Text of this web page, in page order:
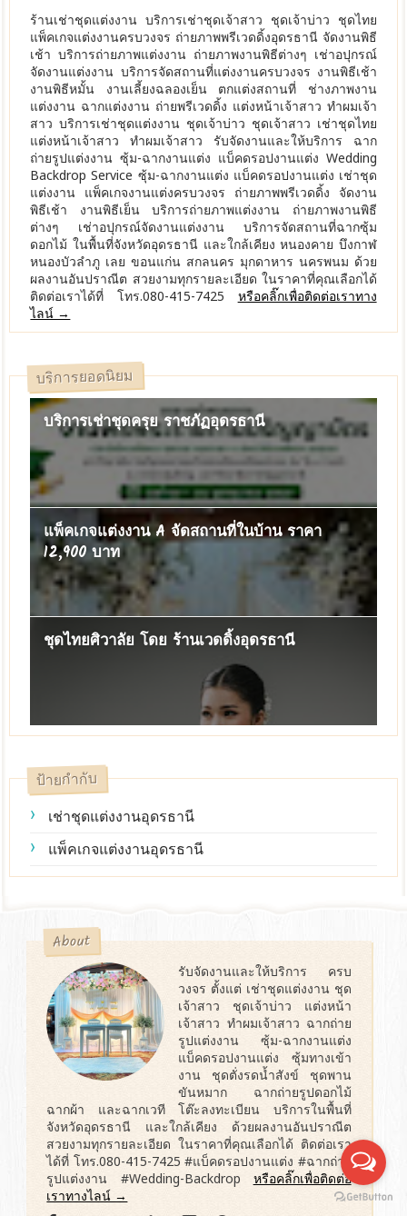
ร้านเช่าชุดแต่งงาน บริการเช่าชุดเจ้าสาว ชุดเจ้าบ่าว ชุดไทย
แพ็คเกจแต่งงานครบวงจร ถ่ายภาพพรีเวดดิ้งอุดรธานี จัดงานพิธี
เช้า บริการถ่ายภาพแต่งงาน ถ่ายภาพงานพิธีต่างๆ เช่าอปุกรณ์
จัดงานแต่งงาน บริการจัดสถานที่แต่งงานครบวงจร งานพิธีเช้า
งานพิธีหมั้น งานเลี้ยงฉลองเย็น ตกแต่งสถานที่ ช่างภาพงาน
แต่งงาน ฉากแต่งงาน ถ่ายพรีเวดดิ้ง แต่งหน้าเจ้าสาว ทำผมเจ้า
สาว บริการเช่าชุดแต่งงาน ชุดเจ้าบ่าว ชุดเจ้าสาว เช่าชุดไทย
แต่งหน้าเจ้าสาว ทำผมเจ้าสาว รับจัดงานและให้บริการ ฉาก
ถ่ายรูปแต่งงาน ซุ้ม-ฉากงานแต่ง แบ็คดรอปงานแต่ง Wedding
Backdrop Service ซุ้ม-ฉากงานแต่ง แบ็คดรอปงานแต่ง เช่าชุด
แต่งงาน แพ็คเกจงานแต่งครบวงจร ถ่ายภาพพรีเวดดิ้ง จัดงาน
พิธีเช้า งานพิธีเย็น บริการถ่ายภาพแต่งงาน ถ่ายภาพงานพิธี
ต่างๆ เช่าอปุกรณ์จัดงานแต่งงาน บริการจัดสถานที่ฉากซุ้ม
ดอกไม้ ในพื้นที่จังหวัดอุดรธานี และใกล้เคียง หนองคาย บึงกาฬ
หนองบัวลำภู เลย ขอนแก่น สกลนคร มุกดาหาร นครพนม ด้วย
ผลงานอันปราณีต สวยงามทุกรายละเอียด ในราคาที่คุณเลือกได้
ติดต่อเราได้ที่ โทร.080-415-7425 หรือคลิ๊กเพื่อติดต่อเราทาง
ไลน์ →
บริการยอดนิยม
บริการเช่าชุดครุย ราชภัฏอุดรธานี
แพ็คเกจแต่งงาน A จัดสถานที่ในบ้าน ราคา
12,900 บาท
ชุดไทยศิวาลัย โดย ร้านเวดดิ้งอุดรธานี
ป้ายกำกับ
เช่าชุดแต่งงานอุดรธานี
แพ็คเกจแต่งงานอุดรธานี
About
รับจัดงานและให้บริการ ครบ
วงจร ตั้งแต่ เช่าชุดแต่งงาน ชุด
เจ้าสาว ชุดเจ้าบ่าว แต่งหน้า
เจ้าสาว ทำผมเจ้าสาว ฉากถ่าย
รูปแต่งงาน ซุ้ม-ฉากงานแต่ง
แบ็คดรอปงานแต่ง ซุ้มทางเข้า
งาน ชุดตั่งรดน้ำสังข์ ชุดพาน
ขันหมาก ฉากถ่ายรูปดอกไม้
ฉากผ้า และฉากเวที โต๊ะลงทะเบียน บริการในพื้นที่
จังหวัดอุดรธานี และใกล้เคียง ด้วยผลงานอันปราณีต
สวยงามทุกรายละเอียด ในราคาที่คุณเลือกได้ ติดต่อเรา
ได้ที่ โทร.080-415-7425 #แบ็คดรอปงานแต่ง #ฉากถ่าย
รูปแต่งงาน #Wedding-Backdrop หรือคลิ๊กเพื่อติดต่อ
เราทางไลน์ →